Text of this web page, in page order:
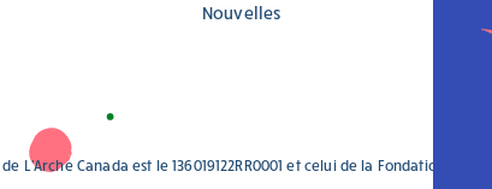
Nouvelles
Canada est le 136019122RR0001 et celui de la Fondation L'Arche